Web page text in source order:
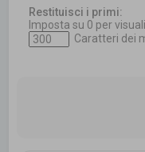
Restituisci i primi:
Imposta su 0 per
Caratteri dei